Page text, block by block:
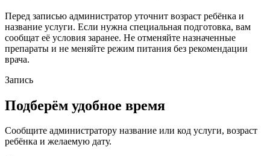
Перед записью администратор уточнит возраст ребёнка и
название услуги. Если нужна специальная подготовка, вам
сообщат её условия заранее. Не отменяйте назначенные
препараты и не меняйте режим питания без рекомендации
врача.
Запись
Подберём удобное время
Сообщите администратору название или код услуги, возраст
ребёнка и желаемую дату.